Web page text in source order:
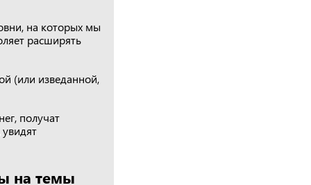
на которых мы
расширять
(или изведанной,
получат
на темы